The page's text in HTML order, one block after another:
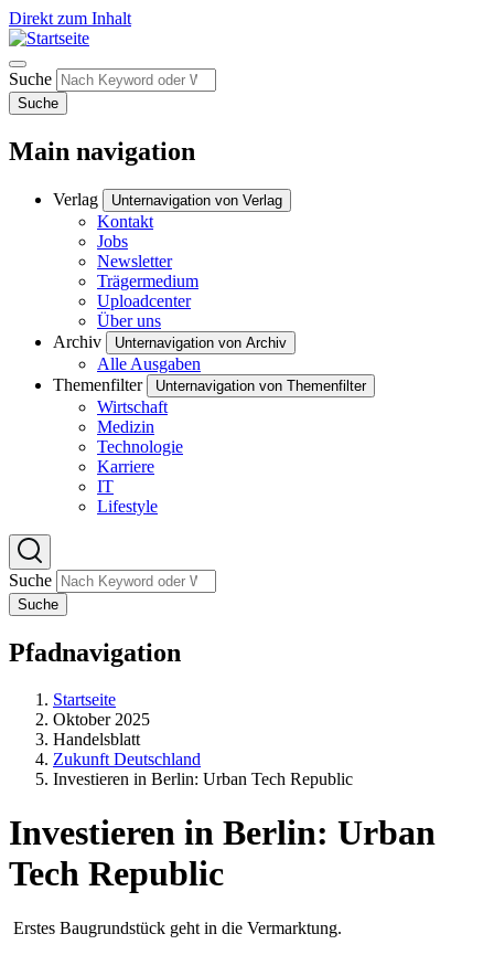
Direkt zum Inhalt
Suche
Suche
Main navigation
Verlag Unternavigation von Verlag
Kontakt
Jobs
Newsletter
Trägermedium
Uploadcenter
Über uns
Archiv
Unternavigation von Archiv
Alle Ausgaben
Themenfilter
Unternavigation von Themenfilter
Wirtschaft
Medizin
Technologie
Karriere
IT
Lifestyle
Suche
Suche
Pfadnavigation
Startseite
Oktober 2025
Handelsblatt
Zukunft Deutschland
Investieren in Berlin: Urban Tech Republic
Investieren in Berlin: Urban
Tech Republic
Erstes Baugrundstück geht in die Vermarktung.